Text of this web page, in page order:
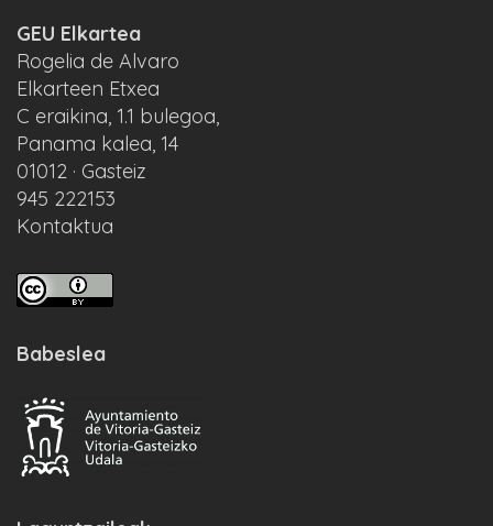
GEU Elkartea
Rogelia de Alvaro
Elkarteen Etxea
C eraikina, 1.1 bulegoa,
Panama kalea, 14
01012 · Gasteiz
945 222153
Kontaktua
Babeslea